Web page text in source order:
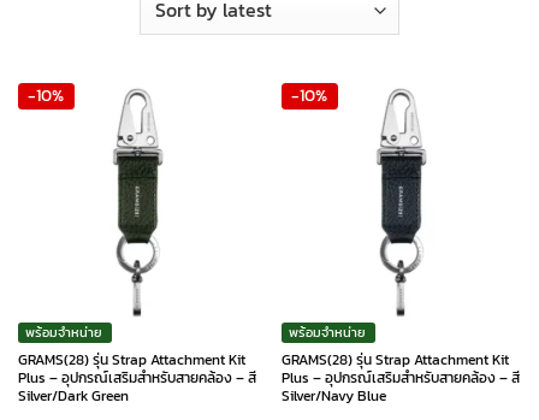
-10%
พร้อมจำหน่าย
GRAMS(28) รุ่น Strap Attachment Kit
Plus – อุปกรณ์เสริมสำหรับสายคล้อง – สี
Silver/Dark Green
-10%
พร้อมจำหน่าย
GRAMS(28) รุ่น Strap Attachment Kit
Plus – อุปกรณ์เสริมสำหรับสายคล้อง – สี
Silver/Navy Blue